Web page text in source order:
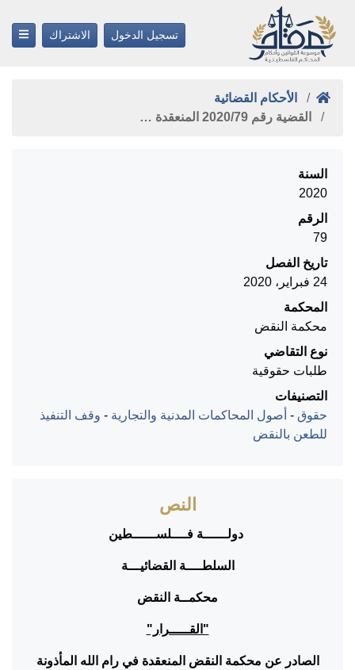
تسجيل الدخول الاشتراك
الأحكام القضائية
القضية رقم ‎79‏/‎2020‏ المنعقدة …
السنة
2020
الرقم
79
تاريخ الفصل
24 فبراير، 2020
المحكمة
محكمة النقض
نوع التقاضي
طلبات حقوقية
التصنيفات
حقوق - أصول المحاكمات المدنية والتجارية - وقف التنفيذ
للطعن بالنقض
النص
دولــــــة فــــلســــــطين
السلطــــة القضائيـــة
محكمــة النقض
"القـــــرار"
الصادر عن محكمة النقض المنعقدة في رام الله المأذونة